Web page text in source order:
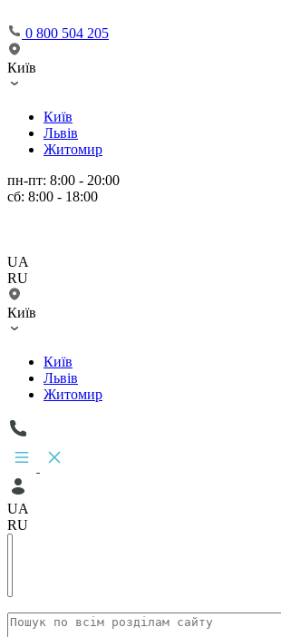
0 800 504 205
Київ
Київ
Львів
Житомир
пн-пт: 8:00 - 20:00
сб: 8:00 - 18:00
UA
RU
Київ
Київ
Львів
Житомир
UA
RU